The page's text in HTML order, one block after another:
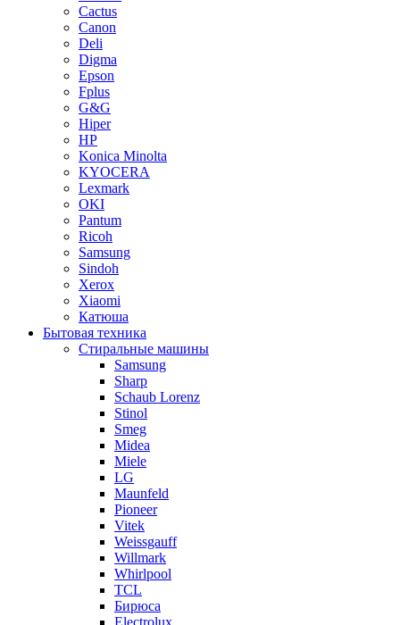
Cactus
Canon
Deli
Digma
Epson
Fplus
G&G
Hiper
HP
Konica Minolta
KYOCERA
Lexmark
OKI
Pantum
Ricoh
Samsung
Sindoh
Xerox
Xiaomi
Катюша
Бытовая техника
Стиральные машины
Samsung
Sharp
Schaub Lorenz
Stinol
Smeg
Midea
Miele
LG
Maunfeld
Pioneer
Vitek
Weissgauff
Willmark
Whirlpool
TCL
Бирюса